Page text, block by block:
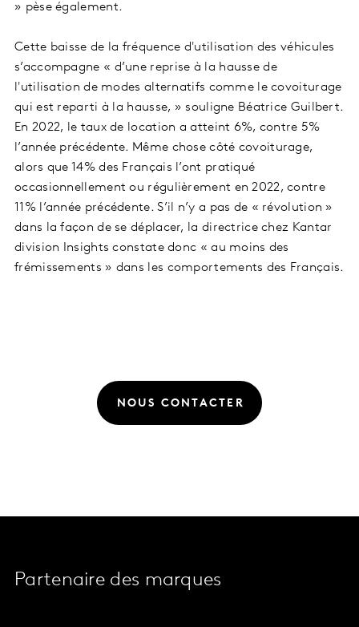
» pèse également.
Cette baisse de la fréquence d'utilisation des véhicules
s’accompagne « d’une reprise à la hausse de
l'utilisation de modes alternatifs comme le covoiturage
qui est reparti à la hausse, » souligne Béatrice Guilbert.
En 2022, le taux de location a atteint 6%, contre 5%
l’année précédente. Même chose côté covoiturage,
alors que 14% des Français l’ont pratiqué
occasionnellement ou régulièrement en 2022, contre
11% l’année précédente. S’il n’y a pas de « révolution »
dans la façon de se déplacer, la directrice chez Kantar
division Insights constate donc « au moins des
frémissements » dans les comportements des Français.
NOUS CONTACTER
Partenaire des marques